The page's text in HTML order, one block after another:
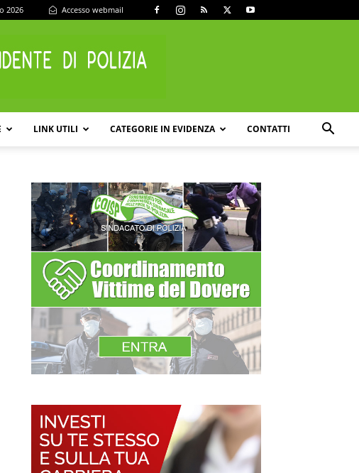
2026 Accesso webmail
LINK UTILI CATEGORIE IN EVIDENZA CONTATTI